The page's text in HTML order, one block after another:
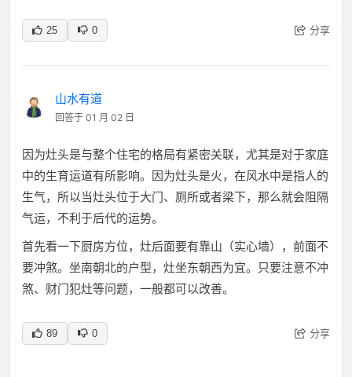
25 0 分享
山水有道
回答于 01 月 02 日
因为灶头是与整个住宅的格局有紧密关联，尤其是对于家庭
中的生育运道有所影响。因为灶头是火，在风水中是指人的
生气，所以当灶头位于大门、厕所或者梁下，那么就会阻隔
气运，不利于后代的运势。
首先看一下厨房方位，灶后面要有靠山（实心墙），前面不
要冲煞。坐南朝北的户型，灶坐东朝西为宜。只要注意不冲
煞、财门犯灶等问题，一般都可以改善。
89 0 分享